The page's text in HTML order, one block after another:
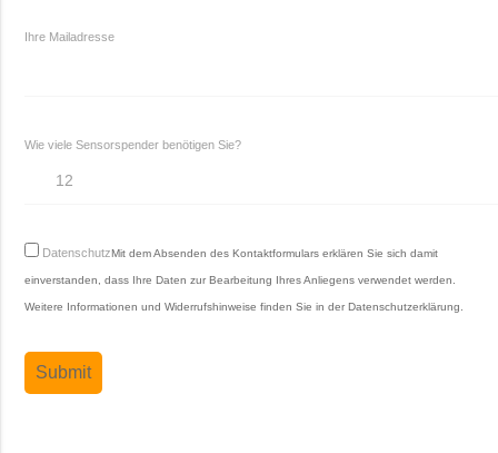
Ihre Mailadresse
Wie viele Sensorspender benötigen Sie?
DatenschutzMit dem Absenden des Kontaktformulars erklären Sie sich damit
einverstanden, dass Ihre Daten zur Bearbeitung Ihres Anliegens verwendet werden.
Weitere Informationen und Widerrufshinweise finden Sie in derDatenschutzerklärung